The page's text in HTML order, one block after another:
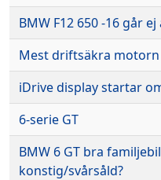
BMW F12 650 -16 går
Mest driftsäkra motorn
iDrive display startar
6-serie GT
BMW 6 GT bra
konstig/svårsåld?